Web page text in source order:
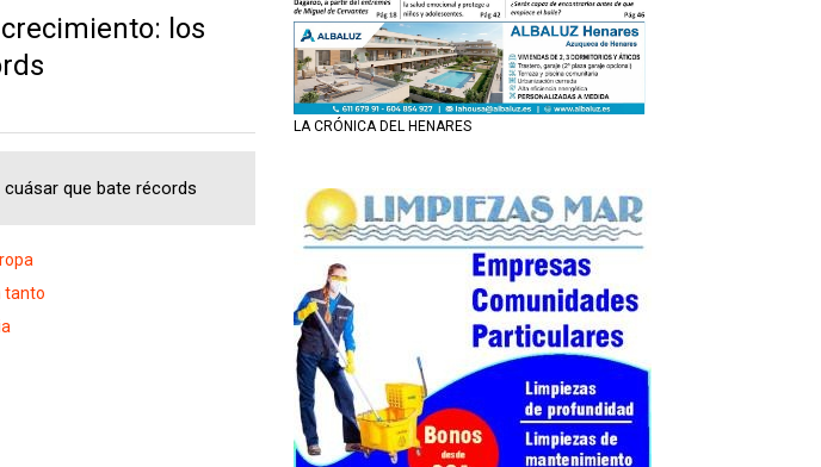
los
que bate récords
tanto
LA CRÓNICA DEL HENARES